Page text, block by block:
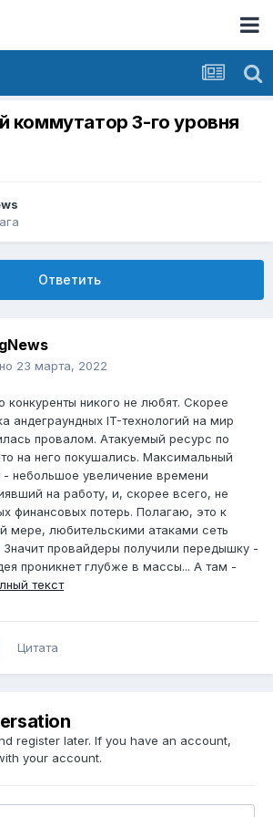
коммутатор 3-го уровня
Ответить
23 марта, 2022
конкуренты никого не любят. Скорее
андеграундных IT-технологий на мир
провалом. Атакуемый ресурс по
на него покушались. Максимальный
- небольшое увеличение времени
на работу, и, скорее всего, не
финансовых потерь. Полагаю, это к
мере, любительскими атаками сеть
Значит провайдеры получили передышку -
проникнет глубже в массы... А там -
текст
Цитата
register later. If you have an account,
your account.